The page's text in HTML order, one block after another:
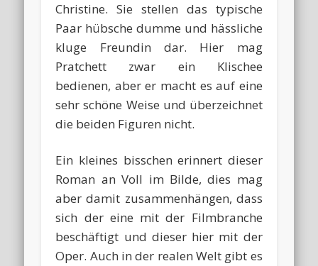
Christine. Sie stellen das typische
Paar hübsche dumme und hässliche
kluge Freundin dar. Hier mag
Pratchett zwar ein Klischee
bedienen, aber er macht es auf eine
sehr schöne Weise und überzeichnet
die beiden Figuren nicht.
Ein kleines bisschen erinnert dieser
Roman an Voll im Bilde, dies mag
aber damit zusammenhängen, dass
sich der eine mit der Filmbranche
beschäftigt und dieser hier mit der
Oper. Auch in der realen Welt gibt es